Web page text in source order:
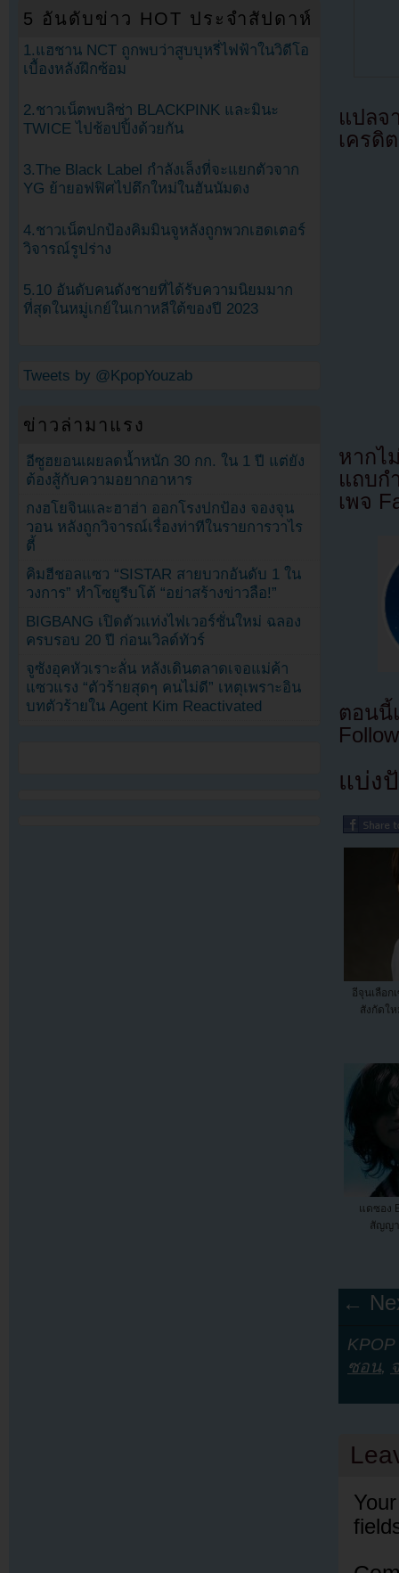
แปล
เครดิ
หากไ
แถบก
เพจ
ตอนนี้
แบ่ง
อีจุนเลือ
สังกัดใ
แดซอง
สัญญ
←
ซอน,
5 อันดับข่าว HOT ประจำสัปดาห์
1.แฮชาน NCT ถูกพบว่าสูบบุหรี่ไฟฟ้าในวิดีโอ
เบื้องหลังฝึกซ้อม
2.ชาวเน็ตพบลิซ่า BLACKPINK และมินะ
TWICE ไปช้อปปิ้งด้วยกัน
3.The Black Label กำลังเล็งที่จะแยกตัวจาก
YG ย้ายอฟฟิศไปตึกใหม่ในฮันนัมดง
4.ชาวเน็ตปกป้องคิมมินจูหลังถูกพวกเฮดเตอร์
วิจารณ์รูปร่าง
5.10 อันดับคนดังชายที่ได้รับความนิยมมาก
ที่สุดในหมู่เกย์ในเกาหลีใต้ของปี 2023
Tweets by @KpopYouzab
ข่าวล่ามาแรง
อีซูฮยอนเผยลดน้ำหนัก 30 กก. ใน 1 ปี แต่ยัง
ต้องสู้กับความอยากอาหาร
กงฮโยจินและฮาฮ่า ออกโรงปกป้อง จองจุน
วอน หลังถูกวิจารณ์เรื่องท่าทีในรายการวาไร
ตี้
คิมฮีชอลแซว “SISTAR สายบวกอันดับ 1 ใน
วงการ” ทำโซยูรีบโต้ “อย่าสร้างข่าวลือ!”
BIGBANG เปิดตัวแท่งไฟเวอร์ชั่นใหม่ ฉลอง
ครบรอบ 20 ปี ก่อนเวิลด์ทัวร์
จูซังอุคหัวเราะลั่น หลังเดินตลาดเจอแม่ค้า
แซวแรง “ตัวร้ายสุดๆ คนไม่ดี” เหตุเพราะอิน
บทตัวร้ายใน Agent Kim Reactivated